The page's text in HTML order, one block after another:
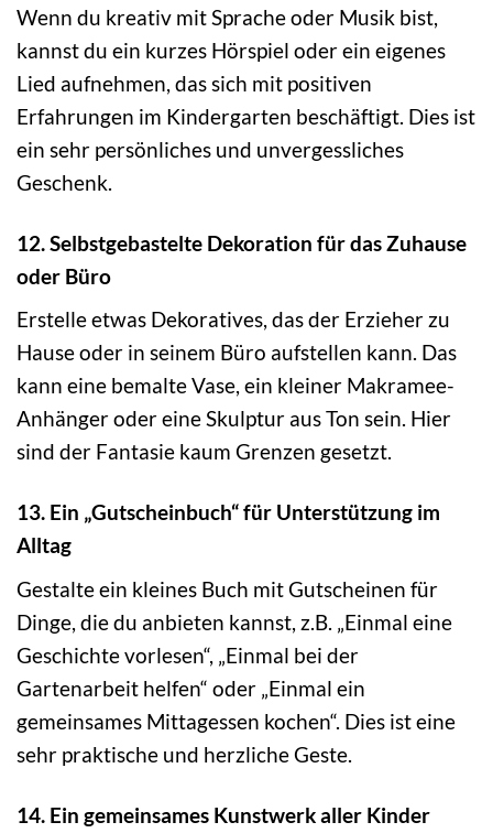
Wenn du kreativ mit Sprache oder Musik bist,
kannst du ein kurzes Hörspiel oder ein eigenes
Lied aufnehmen, das sich mit positiven
Erfahrungen im Kindergarten beschäftigt. Dies ist
ein sehr persönliches und unvergessliches
Geschenk.
12. Selbstgebastelte Dekoration für das Zuhause
oder Büro
Erstelle etwas Dekoratives, das der Erzieher zu
Hause oder in seinem Büro aufstellen kann. Das
kann eine bemalte Vase, ein kleiner Makramee-
Anhänger oder eine Skulptur aus Ton sein. Hier
sind der Fantasie kaum Grenzen gesetzt.
13. Ein „Gutscheinbuch“ für Unterstützung im
Alltag
Gestalte ein kleines Buch mit Gutscheinen für
Dinge, die du anbieten kannst, z.B. „Einmal eine
Geschichte vorlesen“, „Einmal bei der
Gartenarbeit helfen“ oder „Einmal ein
gemeinsames Mittagessen kochen“. Dies ist eine
sehr praktische und herzliche Geste.
14. Ein gemeinsames Kunstwerk aller Kinder